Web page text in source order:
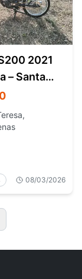
2021
– Santa
Rica
08/03/2026